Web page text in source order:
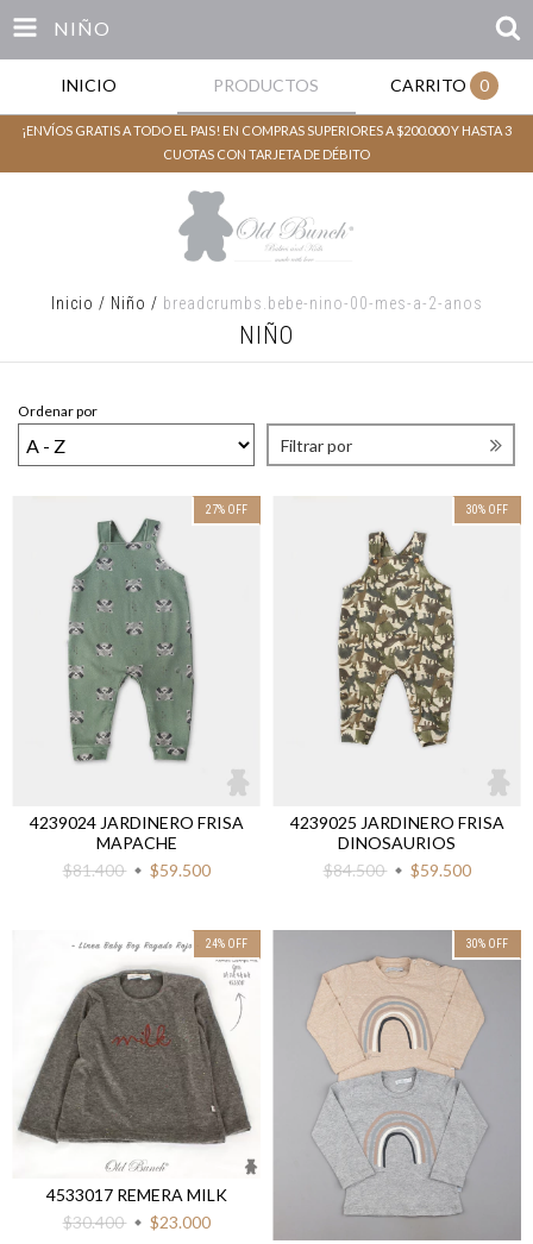
NIÑO
INICIO PRODUCTOS CARRITO 0
¡ENVÍOS GRATIS A TODO EL PAIS! EN COMPRAS SUPERIORES A $200.000 Y HASTA 3
CUOTAS CON TARJETA DE DÉBITO
Inicio / Niño / breadcrumbs.bebe-nino-00-mes-a-2-anos
NIÑO
Ordenar por
Filtrar por
27% OFF
4239024 JARDINERO FRISA
MAPACHE
$81.400
$59.500
30% OFF
4239025 JARDINERO FRISA
DINOSAURIOS
$84.500
$59.500
24% OFF
4533017 REMERA MILK
$30.400
$23.000
30% OFF